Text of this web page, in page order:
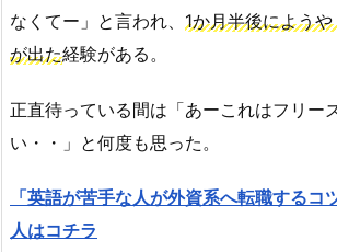
なくてー」と言われ、 1か月半後によう
が出た経験がある。
正直待っている間は「あーこれはフリー
い・・」と何度も思った。
「英語が苦手な人が外資系へ転職するコ
人はコチラ